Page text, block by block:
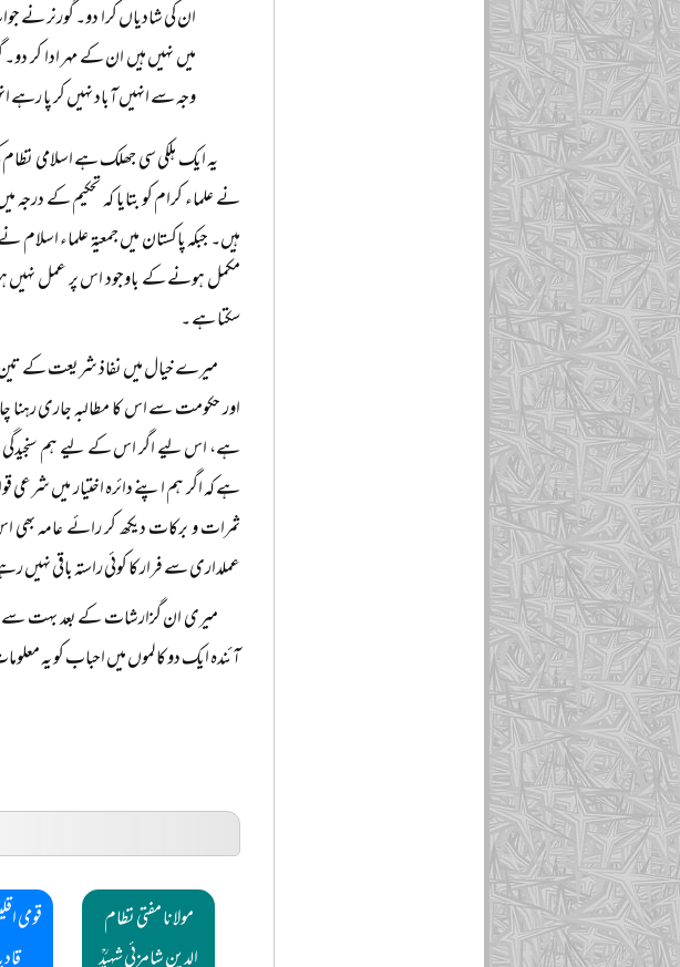
ان کی شادیاں کرا دو۔ گورنر نے
میں نہیں ہیں ان کے مہر ادا کر دو۔
وجہ سے انہیں آباد نہیں کر پا رہے
یہ ایک ہلکی سی جھلک ہے اسلامی
نے علماء کرام کو بتایا کہ تحکیم کے درجہ
مکمل ہونے کے باوجود اس پر عمل نہیں ہو
سکتا ہے ۔
اور حکومت سے اس کا مطالبہ جاری رہنا
ہے، اس لیے اگر اس کے لیے ہم سنجیدگی
ہے کہ اگر ہم اپنے دائرہ اختیار میں
ثمرات و برکات دیکھ کر رائے عامہ
عملداری سے فرار کا کوئی راستہ باقی نہیں
میری ان گزارشات کے بعد بہت سے
آئندہ ایک دو کالموں میں احباب کو یہ
مولانا مفتی نظام
قومی